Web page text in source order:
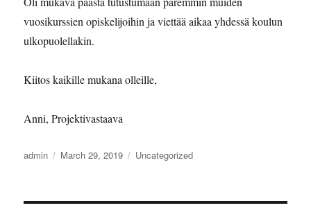
vuosikurssien opiskelijoihin ja viettää aikaa yhdessä koulun
ulkopuolellakin.
Kiitos kaikille mukana olleille,
Anni, Projektivastaava
Author
admin
Posted
March 29, 2019 Categories
Uncategorized